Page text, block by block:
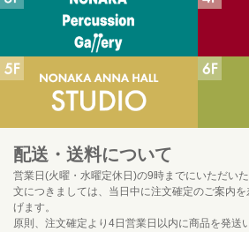
配送・送料について
営業日(火曜・水曜定休日)の9時までにいただい
文につきましては、当日中に注文確定のご案内を
げます。
原則、注文確定より4日営業日以内に商品を発送